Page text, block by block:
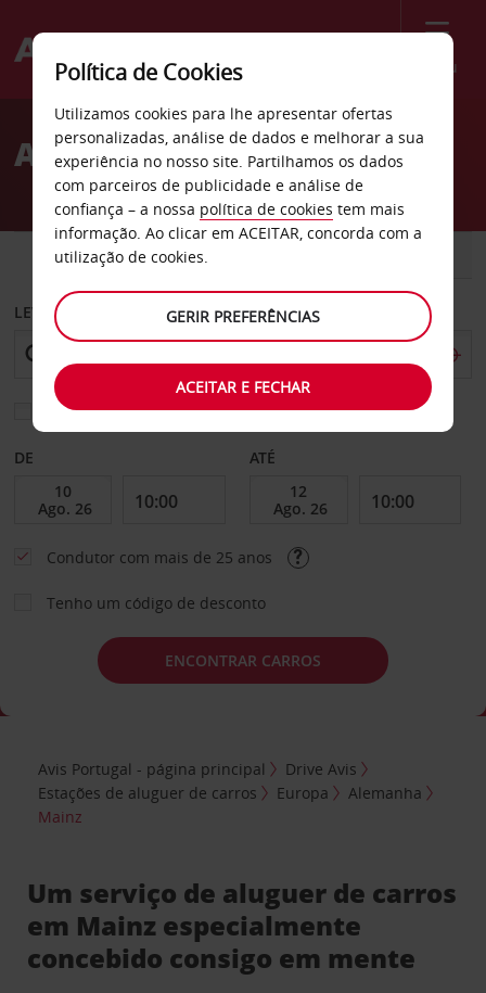
Menu
Welcome
AvisAluguer de carros Mainz
CARRO
LEVANTAR EM
Escolher uma estação de devolução diferente
DE ATÉ
Condutor com mais de 25 anos
Tenho um código de desconto
ENCONTRAR CARROS
Avis Portugal - página principal
Drive Avis
Estações de aluguer de carros
Europa
Alemanha
Mainz
Um serviço de aluguer de carros
em Mainz especialmente
concebido consigo em mente
Política de Cookies
Utilizamos cookies para lhe apresentar ofertas
personalizadas, análise de dados e melhorar a sua
experiência no nosso site. Partilhamos os dados
com parceiros de publicidade e análise de
confiança – a nossa política de cookies tem mais
informação. Ao clicar em ACEITAR, concorda com a
utilização de cookies.
GERIR PREFERÊNCIAS
ACEITAR E FECHAR